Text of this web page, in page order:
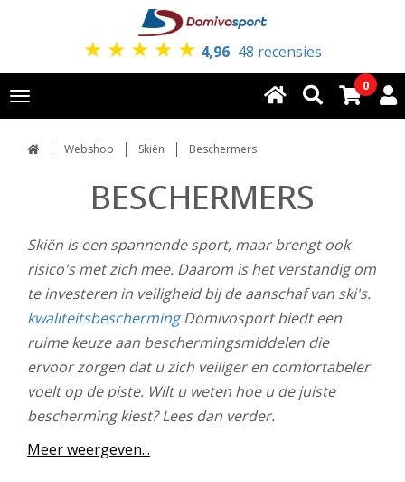
★ ★ ★ ★ ★ 4,96 48 recensies
Toggle
navigation
0
Webshop Skiën Beschermers
BESCHERMERS
Skiën is een spannende sport, maar brengt ook
risico's met zich mee. Daarom is het verstandig om
te investeren in veiligheid bij de aanschaf van ski's.
kwaliteitsbeschermingDomivosport biedt een
ruime keuze aan beschermingsmiddelen die
ervoor zorgen dat u zich veiliger en comfortabeler
voelt op de piste. Wilt u weten hoe u de juiste
bescherming kiest? Lees dan verder.
Meer weergeven...